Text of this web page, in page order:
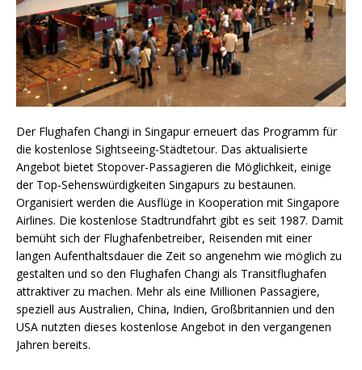
Der Flughafen Changi in Singapur erneuert das Programm für
die kostenlose Sightseeing-Städtetour. Das aktualisierte
Angebot bietet Stopover-Passagieren die Möglichkeit, einige
der Top-Sehenswürdigkeiten Singapurs zu bestaunen.
Organisiert werden die Ausflüge in Kooperation mit Singapore
Airlines. Die kostenlose Stadtrundfahrt gibt es seit 1987. Damit
bemüht sich der Flughafenbetreiber, Reisenden mit einer
langen Aufenthaltsdauer die Zeit so angenehm wie möglich zu
gestalten und so den Flughafen Changi als Transitflughafen
attraktiver zu machen. Mehr als eine Millionen Passagiere,
speziell aus Australien, China, Indien, Großbritannien und den
USA nutzten dieses kostenlose Angebot in den vergangenen
Jahren bereits.